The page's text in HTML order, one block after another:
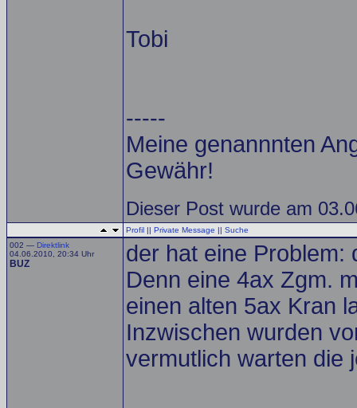
Tobi
-----
Meine genannnten
Gewähr!
Dieser Post wurde am
Profil || Private Message || Suche
002 — Direktlink
04.06.2010, 20:34 Uhr
BUZ
der hat eine Problem:
Denn eine 4ax Zgm.
einen alten 5ax Kran
Inzwischen wurden
vermutlich warten die